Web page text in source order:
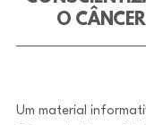
O
Um material